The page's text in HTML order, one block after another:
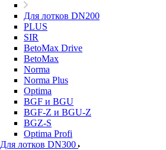
Для лотков DN200
PLUS
SIR
BetoMax Drive
BetoMax
Norma
Norma Plus
Optima
BGF и BGU
BGF-Z и BGU-Z
BGZ-S
Optima Profi
Для лотков DN300